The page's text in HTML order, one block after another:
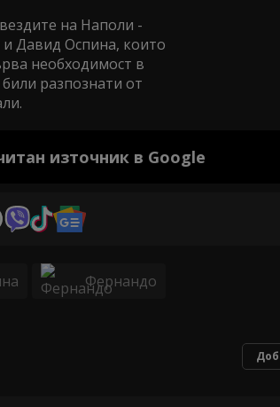
на Наполи -
Давид Оспина, които
необходимост в
разпознати от
източник в Google
Фернандо